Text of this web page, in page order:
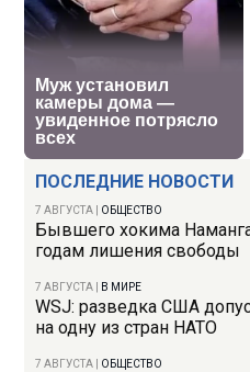
ПОСЛЕДНИЕ НОВОСТИ
7 АВГУСТА ОБЩЕСТВО
Бывшего хокима
годам лишения свободы
7 АВГУСТА В МИРЕ
WSJ: разведка США
на одну из стран НАТО
7 АВГУСТА ОБЩЕСТВО